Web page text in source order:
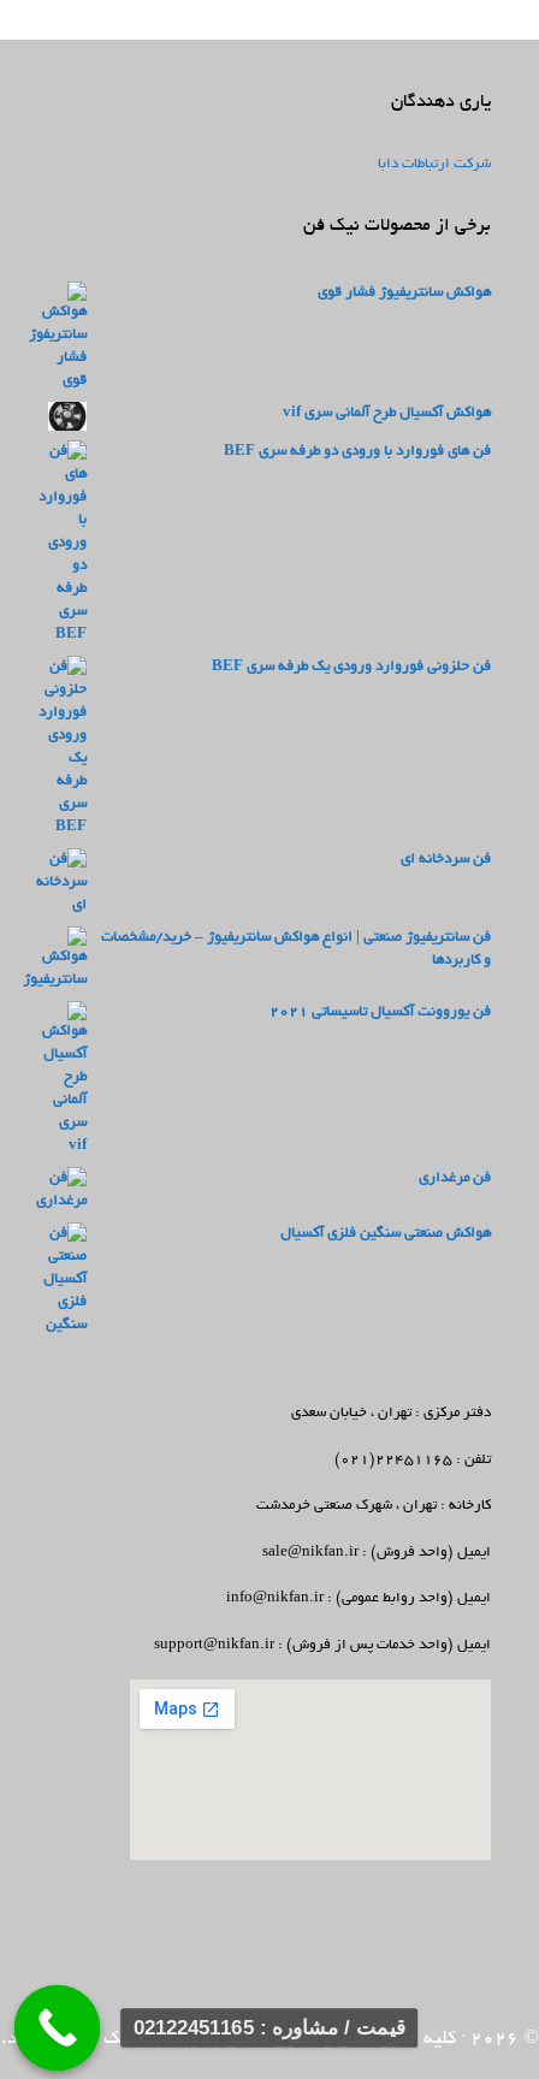
یاری دهندگان
شرکت ارتباطات دابا
برخی از محصولات نیک فن
هواکش سانتریفیوژ فشار قوی
هواکش آکسیال طرح آلمانی سری vif
فن های فوروارد با ورودی دو طرفه سری BEF
فن حلزونی فوروارد ورودی یک طرفه سری BEF
فن سردخانه ای
فن سانتریفیوژ صنعتی | انواع هواکش سانتریفیوژ – خرید/مشخصات
و کاربردها
فن یوروونت آکسیال تاسیساتی 2021
فن مرغداری
هواکش صنعتی سنگین فلزی آکسیال
دفتر مرکزی : تهران ، خیابان سعدی
تلفن : 22451165(021)
کارخانه : تهران ، شهرک صنعتی خرمدشت
ایمیل (واحد فروش) : sale@nikfan.ir
ایمیل (واحد روابط عمومی) : info@nikfan.ir
ایمیل (واحد خدمات پس از فروش) : support@nikfan.ir
© 2026 · کلیه حقوق مادی و معنوی متعلق به وبسایت نیک فنمی باشد. قیمت / مشاوره : 02122451165